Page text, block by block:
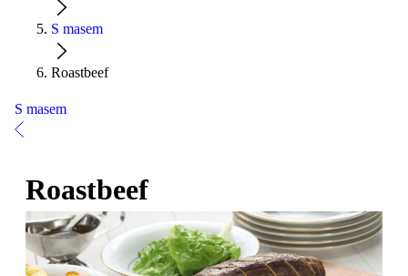
S masem
Roastbeef
S masem
Roastbeef